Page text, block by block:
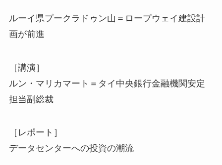
ルーイ県プークラドゥン山＝ロープウェイ建設計
画が前進
［講演］
ルン・マリカマート＝タイ中央銀行金融機関安定
担当副総裁
［レポート］
データセンターへの投資の潮流